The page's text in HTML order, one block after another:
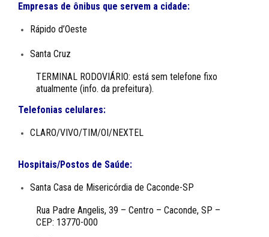
Empresas de ônibus que servem a cidade:
Rápido d’Oeste
Santa Cruz
TERMINAL RODOVIÁRIO: está sem telefone fixo
atualmente (info. da prefeitura).
Telefonias celulares:
CLARO/VIVO/TIM/OI/NEXTEL
Hospitais/Postos de Saúde:
Santa Casa de Misericórdia de Caconde-SP
Rua Padre Angelis, 39 – Centro – Caconde, SP –
CEP: 13770-000